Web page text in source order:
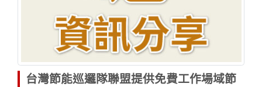
台灣節能巡邏隊聯盟提供免費工作場域節